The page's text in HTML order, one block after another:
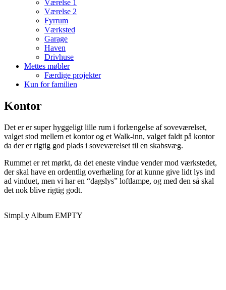
Værelse 1
Værelse 2
Fyrrum
Værksted
Garage
Haven
Drivhuse
Mettes møbler
Færdige projekter
Kun for familien
Kontor
Det er er super hyggeligt lille rum i forlængelse af soveværelset,
valget stod mellem et kontor og et Walk-inn, valget faldt på kontor
da der er rigtig god plads i soveværelset til en skabsvæg.
Rummet er ret mørkt, da det eneste vindue vender mod værkstedet,
der skal have en ordentlig overhæling for at kunne give lidt lys ind
ad vinduet, men vi har en “dagslys” loftlampe, og med den så skal
det nok blive rigtig godt.
SimpLy Album EMPTY